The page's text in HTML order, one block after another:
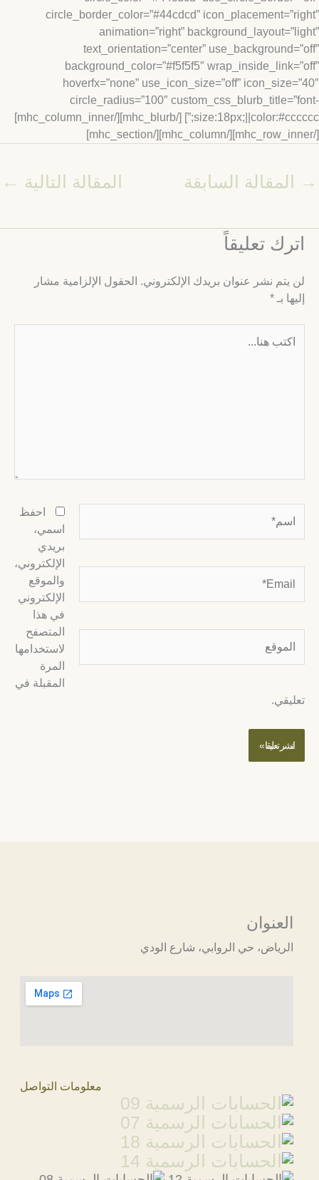
circle_border_color=”#44cdcd”
animation=”right”
text_orientation=”center”
background_color=”#f5f5f5″
hoverfx=”none” use_icon_size=”off”
circle_radius=”100″
size:18px;||color:#cccccc;”] [/mhc_blurb][/mhc_column_inner]
المقالة السابقة المقالة التالية←
تعليقاً
يتم نشر عنوان بريدك الإلكتروني. الحقول الإلزامية مشار
بـ*
احفظ
اسمي،
بريدي
الإلكتروني،
والموقع
الإلكتروني
في هذا
المتصفح
لاستخدامها
المرة
المقبلة في
العنوان
الرياض، حي الروابي، شارع الودي
معلومات التواصل